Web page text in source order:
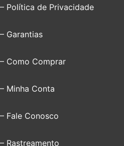
– Política de Privacidade
– Garantias
– Como Comprar
– Minha Conta
– Fale Conosco
– Rastreamento